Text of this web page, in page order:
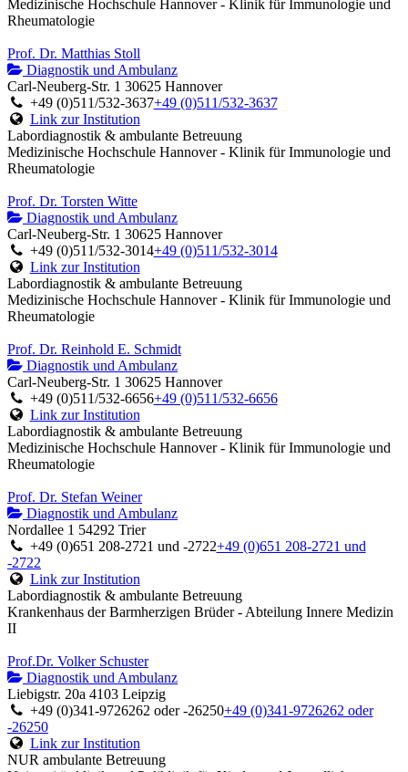
Medizinische Hochschule Hannover - Klinik für Immunologie und
Rheumatologie
Prof. Dr. Matthias Stoll
Diagnostik und Ambulanz
Carl-Neuberg-Str. 1 30625 Hannover
+49 (0)511/532-3637+49 (0)511/532-3637
Link zur Institution
Labordiagnostik & ambulante Betreuung
Medizinische Hochschule Hannover - Klinik für Immunologie und
Rheumatologie
Prof. Dr. Torsten Witte
Diagnostik und Ambulanz
Carl-Neuberg-Str. 1 30625 Hannover
+49 (0)511/532-3014+49 (0)511/532-3014
Link zur Institution
Labordiagnostik & ambulante Betreuung
Medizinische Hochschule Hannover - Klinik für Immunologie und
Rheumatologie
Prof. Dr. Reinhold E. Schmidt
Diagnostik und Ambulanz
Carl-Neuberg-Str. 1 30625 Hannover
+49 (0)511/532-6656+49 (0)511/532-6656
Link zur Institution
Labordiagnostik & ambulante Betreuung
Medizinische Hochschule Hannover - Klinik für Immunologie und
Rheumatologie
Prof. Dr. Stefan Weiner
Diagnostik und Ambulanz
Nordallee 1 54292 Trier
+49 (0)651 208-2721 und -2722+49 (0)651 208-2721 und
-2722
Link zur Institution
Labordiagnostik & ambulante Betreuung
Krankenhaus der Barmherzigen Brüder - Abteilung Innere Medizin
II
Prof.Dr. Volker Schuster
Diagnostik und Ambulanz
Liebigstr. 20a 4103 Leipzig
+49 (0)341-9726262 oder -26250+49 (0)341-9726262 oder
-26250
Link zur Institution
NUR ambulante Betreuung